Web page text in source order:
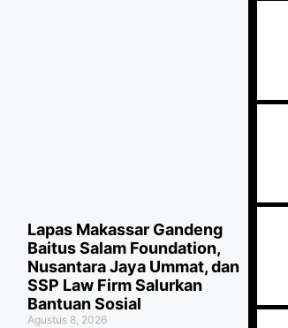
Lapas Makassar Gandeng
Baitus Salam Foundation,
Nusantara Jaya Ummat, dan
SSP Law Firm Salurkan
Bantuan Sosial
Agustus 8, 2026